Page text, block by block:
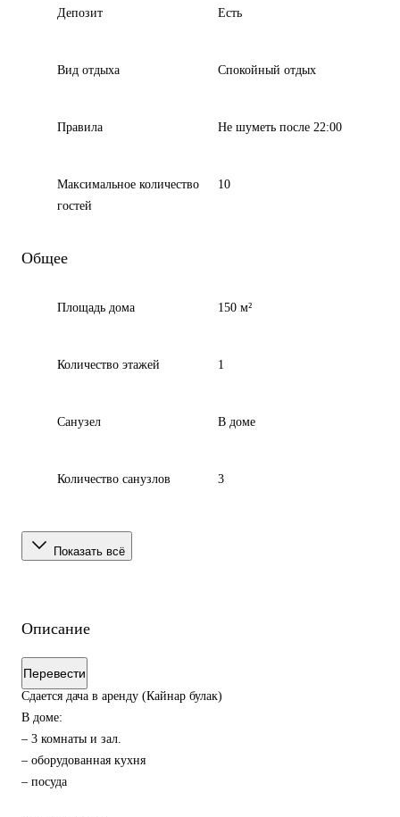
Депозит Есть
Вид отдыха Спокойный отдых
Правила Не шуметь после 22:00
Максимальное количество
гостей
10
Общее
Площадь дома 150 м²
Количество этажей 1
Санузел В доме
Количество санузлов 3
Показать всё
Описание
Перевести
Сдается дача в аренду (Кайнар булак)
В доме:
– 3 комнаты и зал.
– оборудованная кухня
– посуда